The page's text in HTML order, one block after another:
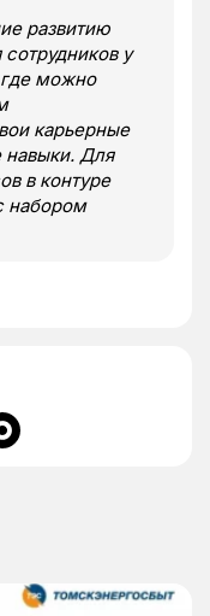
развитию
у
где можно
карьерные
навыки. Для
в контуре
набором